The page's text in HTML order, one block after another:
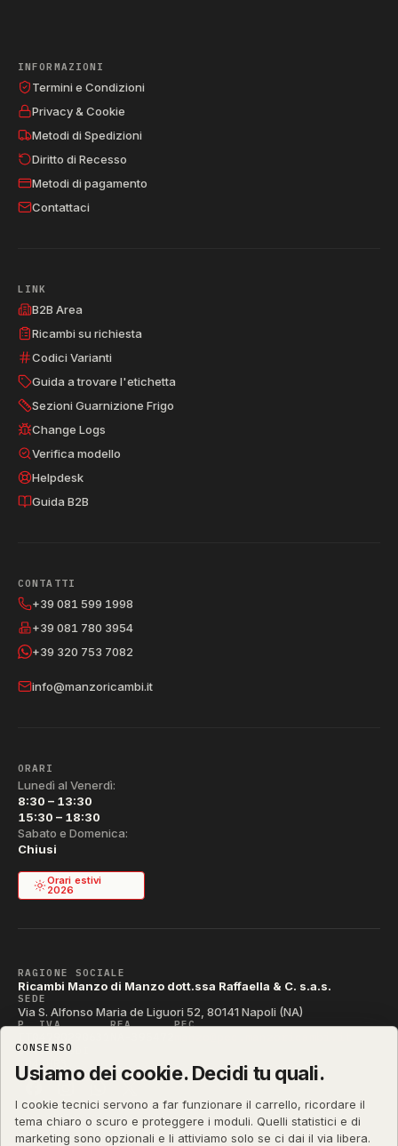
INFORMAZIONI
Termini e Condizioni
Privacy & Cookie
Metodi di Spedizioni
Diritto di Recesso
Metodi di pagamento
Contattaci
LINK
B2B Area
Ricambi su richiesta
Codici Varianti
Guida a trovare l'etichetta
Sezioni Guarnizione Frigo
Change Logs
Verifica modello
Helpdesk
Guida B2B
CONTATTI
+39 081 599 1998
+39 081 780 3954
+39 320 753 7082
info@manzoricambi.it
ORARI
Lunedì al Venerdì:
8:30 – 13:30
15:30 – 18:30
Sabato e Domenica:
Chiusi
Orari estivi
2026
RAGIONE SOCIALE
Ricambi Manzo di Manzo dott.ssa Raffaella & C. s.a.s.
SEDE
Via S. Alfonso Maria de Liguori 52, 80141 Napoli (NA)
P. IVA REA PEC
CODICE SDI
T04ZHR3
CONSENSO
Usiamo dei cookie. Decidi tu quali.
I cookie tecnici servono a far funzionare il carrello, ricordare il
tema chiaro o scuro e proteggere i moduli. Quelli statistici e di
marketing sono opzionali e li attiviamo solo se ci dai il via libera.